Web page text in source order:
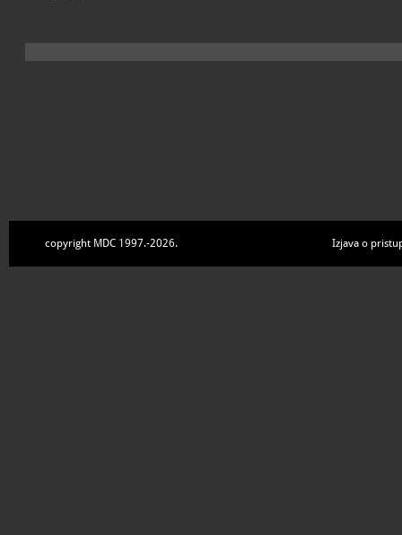
copyright MDC 1997.-2026. Izjava o